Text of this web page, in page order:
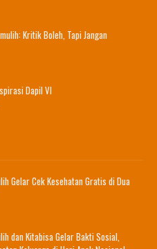
Kritik Boleh, Tapi Jangan
Dapil VI
Gelar Cek Kesehatan Gratis di Dua
dan Kitabisa Gelar Bakti Sosial,